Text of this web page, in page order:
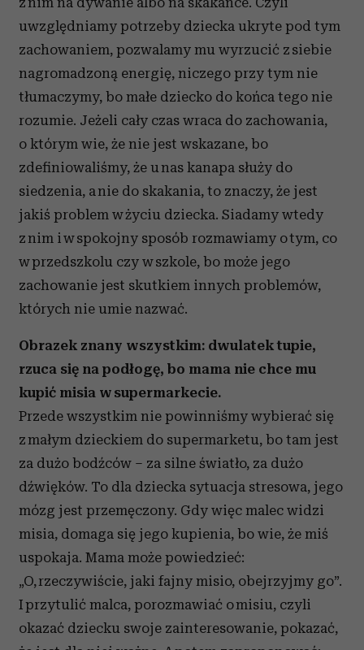
uwzględniamy potrzeby dziecka ukryte pod tym
zachowaniem, pozwalamy mu wyrzucić z siebie
nagromadzoną energię, niczego przy tym nie
tłumaczymy, bo małe dziecko do końca tego nie
rozumie. Jeżeli cały czas wraca do zachowania,
o którym wie, że nie jest wskazane, bo
zdefiniowaliśmy, że u nas kanapa służy do
siedzenia, a nie do skakania, to znaczy, że jest
jakiś problem w życiu dziecka. Siadamy wtedy
z nim i w spokojny sposób rozmawiamy o tym, co
w przedszkolu czy w szkole, bo może jego
zachowanie jest skutkiem innych problemów,
których nie umie nazwać.
Obrazek znany wszystkim: dwulatek tupie,
rzuca się na podłogę, bo mama nie chce mu
kupić misia w supermarkecie.
Przede wszystkim nie powinniśmy wybierać się
z małym dzieckiem do supermarketu, bo tam jest
za dużo bodźców – za silne światło, za dużo
dźwięków. To dla dziecka sytuacja stresowa, jego
mózg jest przemęczony. Gdy więc malec widzi
misia, domaga się jego kupienia, bo wie, że miś
uspokaja. Mama może powiedzieć:
„O, rzeczywiście, jaki fajny misio, obejrzyjmy go”.
I przytulić malca, porozmawiać o misiu, czyli
okazać dziecku swoje zainteresowanie, pokazać,